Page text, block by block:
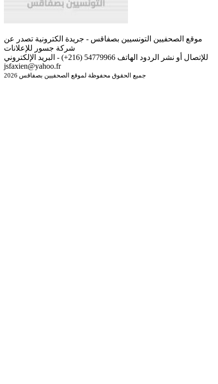
موقع الصحفيين التونسيين بصفاقس - جريدة الكترونية تصدر عن
شركة جسور للإعلانات
للإتصال أو نشر الردود الهاتف 54779966 (216+) - البريد الإلكتروني
jsfaxien@yahoo.fr
جميع الحقوق محفوظة لموقع الصحفيين بصفاقس 2026